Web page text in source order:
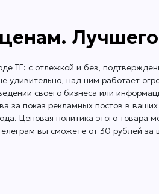
Лучшего
ТГ: с отлежкой и без,
удивительно, над ним работает
своего бизнеса или
за показ рекламных постов в
Ценовая политика этого товара
вы сможете от 30 рублей за